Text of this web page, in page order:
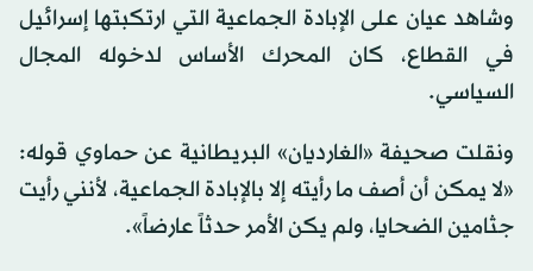
وشاهد عيان على الإبادة الجماعية التي ارتكبتها إسرائيل
في القطاع، كان المحرك الأساس لدخوله المجال
السياسي.
ونقلت صحيفة «الغارديان» البريطانية عن حماوي قوله:
«لا يمكن أن أصف ما رأيته إلا بالإبادة الجماعية، لأنني رأيت
جثامين الضحايا، ولم يكن الأمر حدثاً عارضاً».